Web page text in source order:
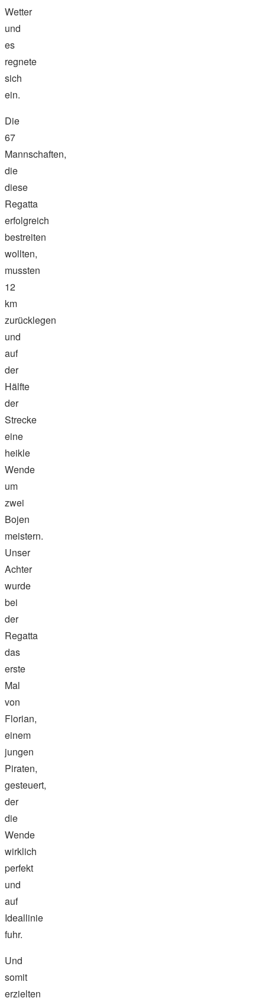
Wetter
und
es
regnete
sich
ein.
Die
67
Mannschaften,
die
diese
Regatta
erfolgreich
bestreiten
wollten,
mussten
12
km
zurücklegen
und
auf
der
Hälfte
der
Strecke
eine
heikle
Wende
um
zwei
Bojen
meistern.
Unser
Achter
wurde
bei
der
Regatta
das
erste
Mal
von
Florian,
einem
jungen
Piraten,
gesteuert,
der
die
Wende
wirklich
perfekt
und
auf
Ideallinie
fuhr.
Und
somit
erzielten